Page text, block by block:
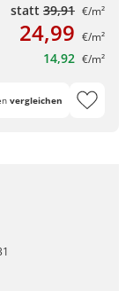
statt 39,91 €/m²
24,99 €/m²
14,92 €/m²
vergleichen